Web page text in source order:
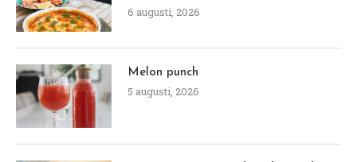
6 augusti, 2026
Melon punch
5 augusti, 2026